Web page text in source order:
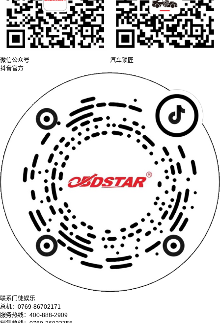
微信公众号
抖音官方
汽车锁匠
联系门徒娱乐
总机：0769-86702171
服务热线：400-888-2909